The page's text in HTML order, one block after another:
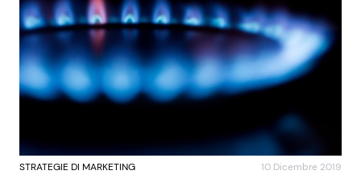
STRATEGIE DI MARKETING 10 Dicembre 2019